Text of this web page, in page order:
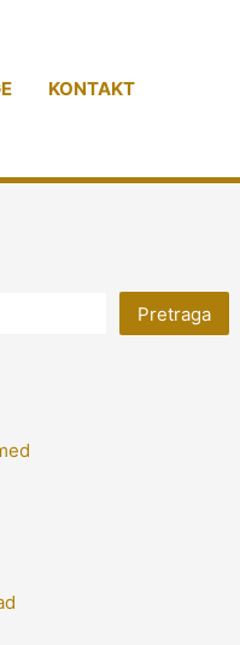
KONTAKT
Pretraga